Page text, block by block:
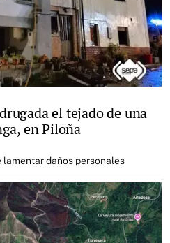
el tejado de una
en Piloña
lamentar daños personales